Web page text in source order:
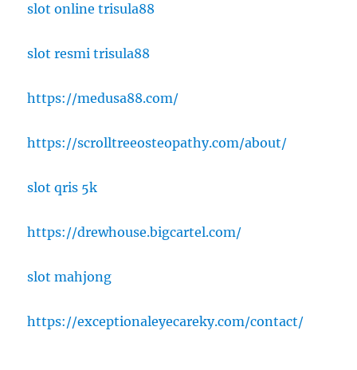
slot online trisula88
slot resmi trisula88
https://medusa88.com/
https://scrolltreeosteopathy.com/about/
slot qris 5k
https://drewhouse.bigcartel.com/
slot mahjong
https://exceptionaleyecareky.com/contact/